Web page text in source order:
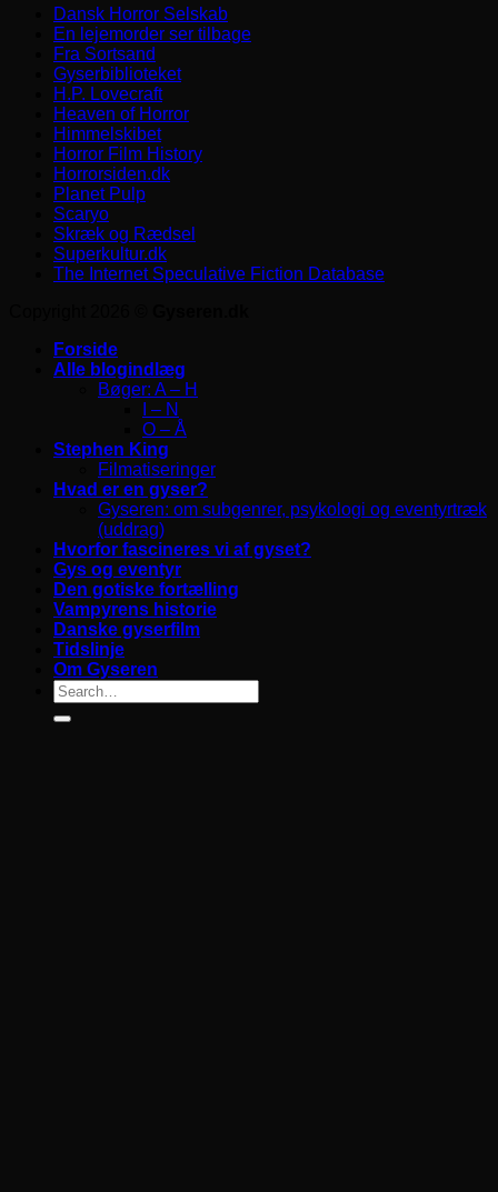
Dansk Horror Selskab
En lejemorder ser tilbage
Fra Sortsand
Gyserbiblioteket
H.P. Lovecraft
Heaven of Horror
Himmelskibet
Horror Film History
Horrorsiden.dk
Planet Pulp
Scaryo
Skræk og Rædsel
Superkultur.dk
The Internet Speculative Fiction Database
Forside
Alle blogindlæg
Bøger: A – H
I – N
O – Å
Stephen King
Filmatiseringer
Hvad er en gyser?
Gyseren: om subgenrer, psykologi og eventyrtræk
(uddrag)
Hvorfor fascineres vi af gyset?
Gys og eventyr
Den gotiske fortælling
Vampyrens historie
Danske gyserfilm
Tidslinje
Om Gyseren